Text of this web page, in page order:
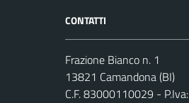
CONTATTI
Frazione Bianco n. 1
13821 Camandona (BI)
C.F. 83000110029 - P.Iva: